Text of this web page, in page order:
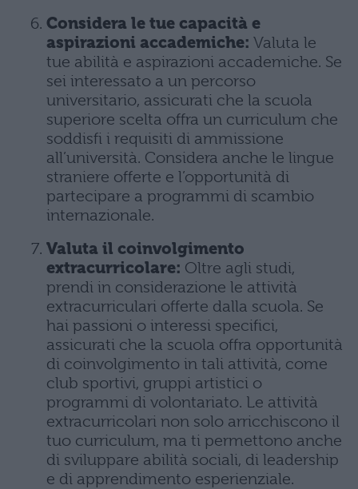
Considera le tue capacità e
aspirazioni accademiche: Valuta le
tue abilità e aspirazioni accademiche. Se
sei interessato a un percorso
universitario, assicurati che la scuola
superiore scelta offra un curriculum che
soddisfi i requisiti di ammissione
all’università. Considera anche le lingue
straniere offerte e l’opportunità di
partecipare a programmi di scambio
internazionale.
Valuta il coinvolgimento
extracurricolare: Oltre agli studi,
prendi in considerazione le attività
extracurriculari offerte dalla scuola. Se
hai passioni o interessi specifici,
assicurati che la scuola offra opportunità
di coinvolgimento in tali attività, come
club sportivi, gruppi artistici o
programmi di volontariato. Le attività
extracurricolari non solo arricchiscono il
tuo curriculum, ma ti permettono anche
di sviluppare abilità sociali, di leadership
e di apprendimento esperienziale.